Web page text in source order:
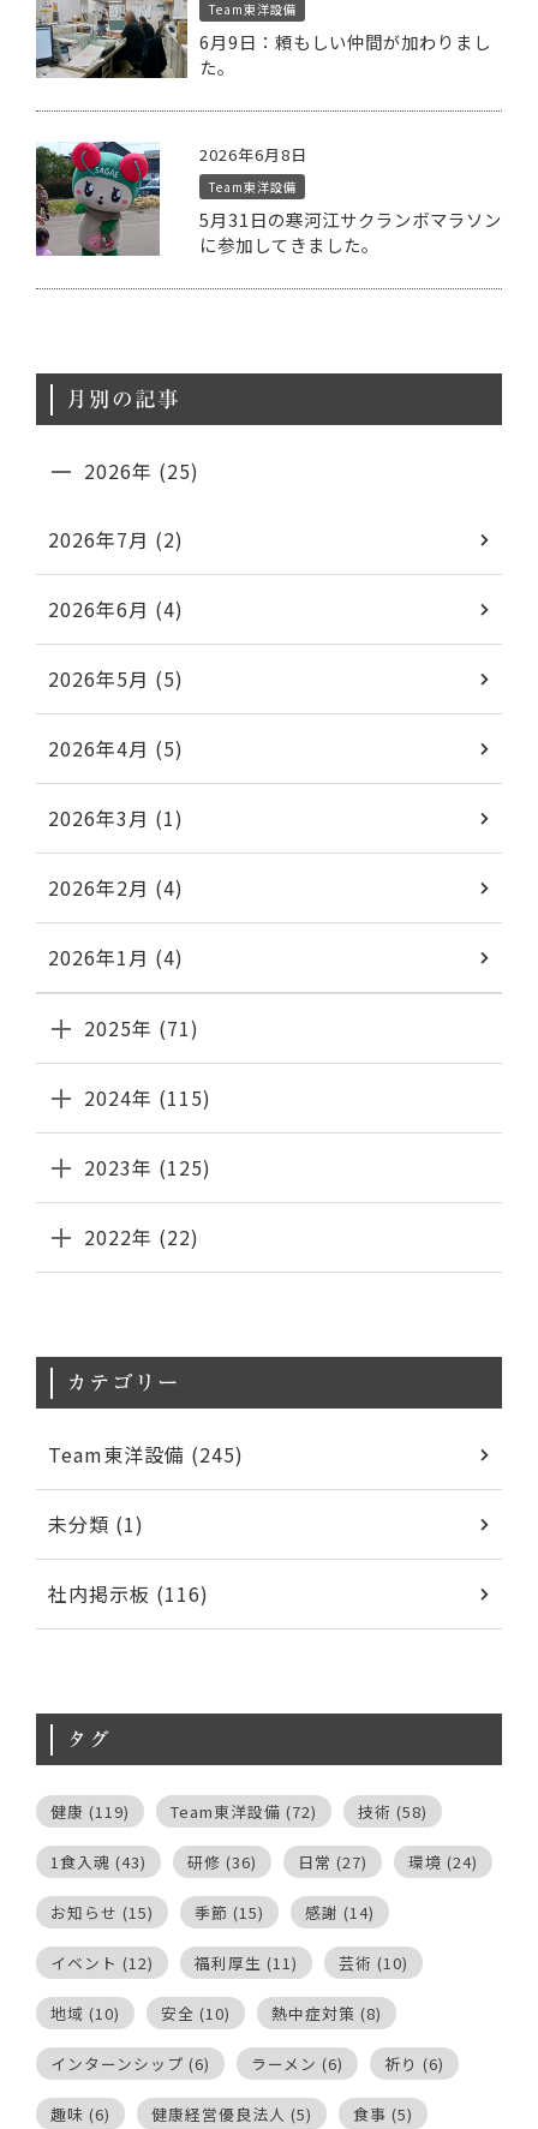
Team東洋設備
6月9日：頼もしい仲間が加わりまし
た。
2026年6月8日
Team東洋設備
5月31日の寒河江サクランボマラソン
に参加してきました。
月別の記事
2026年 (25)
2026年7月 (2)
2026年6月 (4)
2026年5月 (5)
2026年4月 (5)
2026年3月 (1)
2026年2月 (4)
2026年1月 (4)
2025年 (71)
2024年 (115)
2023年 (125)
2022年 (22)
カテゴリー
Team東洋設備 (245)
未分類 (1)
社内掲示板 (116)
タグ
健康 (119) Team東洋設備 (72) 技術 (58)
1食入魂 (43) 研修 (36) 日常 (27) 環境 (24)
お知らせ (15) 季節 (15) 感謝 (14)
イベント (12) 福利厚生 (11) 芸術 (10)
地域 (10) 安全 (10) 熱中症対策 (8)
インターンシップ (6) ラーメン (6) 祈り (6)
趣味 (6) 健康経営優良法人 (5) 食事 (5)